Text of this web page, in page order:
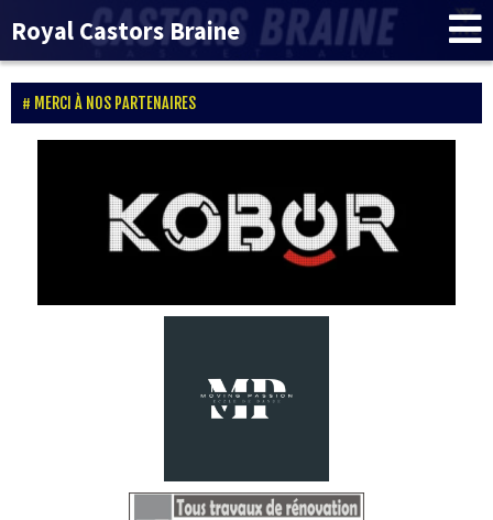
Royal Castors Braine
MERCI À NOS PARTENAIRES